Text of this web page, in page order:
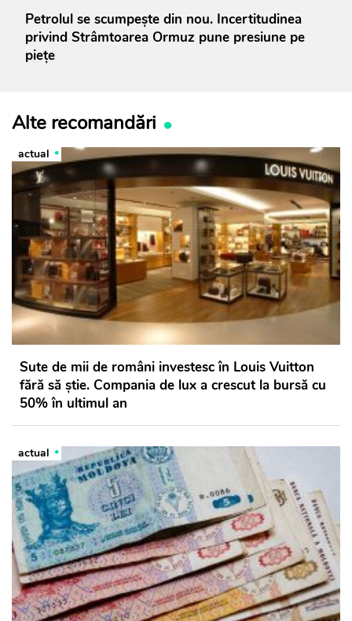
Petrolul se scumpește din nou. Incertitudinea
privind Strâmtoarea Ormuz pune presiune pe
piețe
Alte recomandări
actual
Sute de mii de români investesc în Louis Vuitton
fără să știe. Compania de lux a crescut la bursă cu
50% în ultimul an
actual